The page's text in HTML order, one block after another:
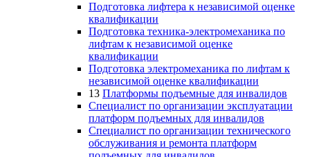
Подготовка лифтера к независимой оценке
квалификации
Подготовка техника-электромеханика по
лифтам к независимой оценке
квалификации
Подготовка электромеханика по лифтам к
независимой оценке квалификации
13 Платформы подъемные для инвалидов
Специалист по организации эксплуатации
платформ подъемных для инвалидов
Специалист по организации технического
обслуживания и ремонта платформ